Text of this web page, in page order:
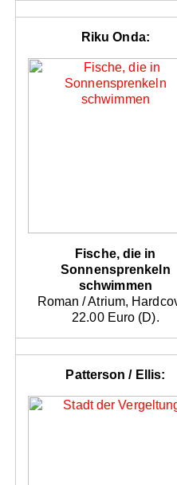
Riku Onda:
Fische, die in
Sonnensprenkeln
schwimmen
Roman / Atrium,
22.00 Euro (D).
Patterson / Ellis: